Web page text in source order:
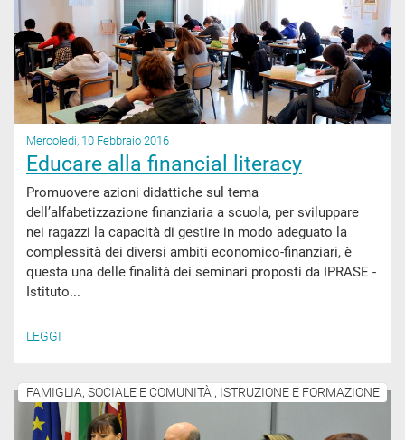
Mercoledì, 10 Febbraio 2016
Educare alla financial literacy
Promuovere azioni didattiche sul tema
dell’alfabetizzazione finanziaria a scuola, per sviluppare
nei ragazzi la capacità di gestire in modo adeguato la
complessità dei diversi ambiti economico-finanziari, è
questa una delle finalità dei seminari proposti da IPRASE -
Istituto...
LEGGI
FAMIGLIA, SOCIALE E COMUNITÀ , ISTRUZIONE E FORMAZIONE